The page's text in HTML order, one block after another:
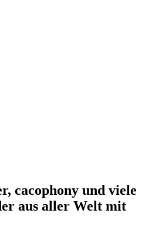
cacophony und viele
aus aller Welt mit